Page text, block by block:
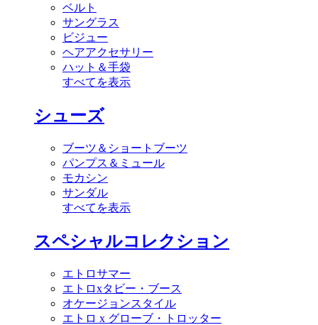
ベルト
サングラス
ビジュー
ヘアアクセサリー
ハット＆手袋
すべてを表示
シューズ
ブーツ＆ショートブーツ
パンプス＆ミュール
モカシン
サンダル
すべてを表示
スペシャルコレクション
エトロサマー
エトロxタビー・ブース
オケージョンスタイル
エトロ x グローブ・トロッター